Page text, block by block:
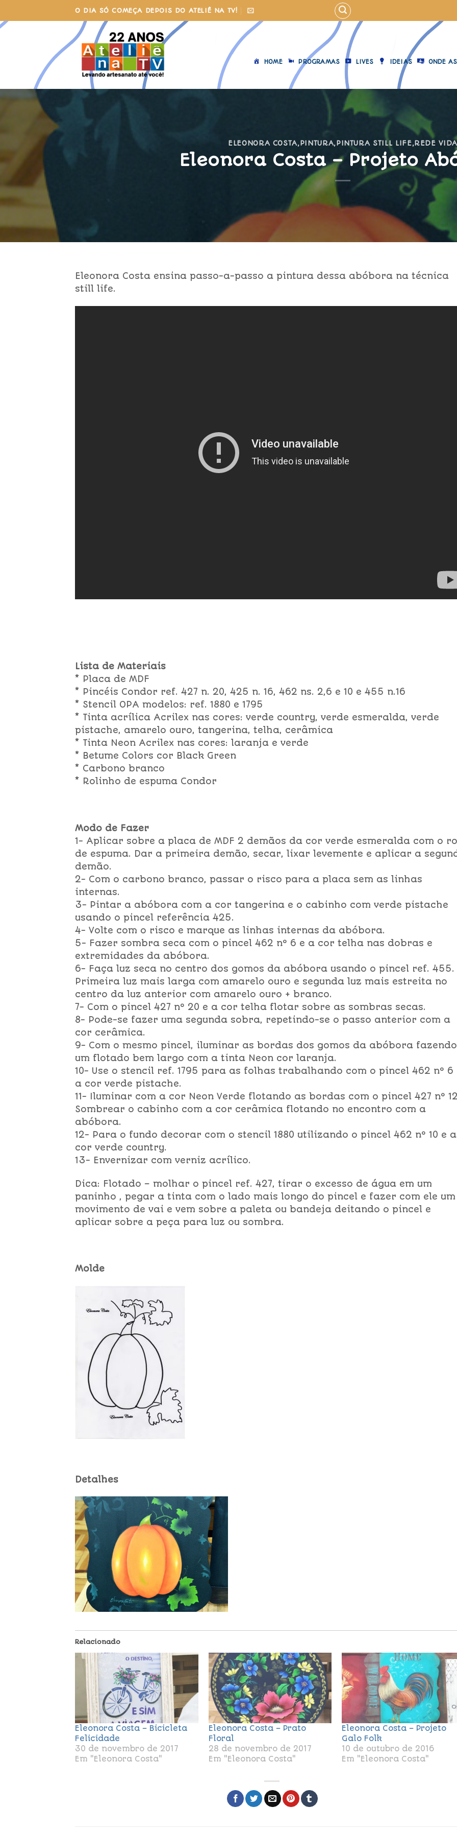
to
content
O DIA SÓ COMEÇA DEPOIS DO ATELIÊ NA TV!
HOME PROGRAMAS LIVES IDEIAS ONDE
ELEONORA COSTA,PINTURA,PINTURA STILL LIFE,REDE VIDA
Eleonora Costa – Projeto
Eleonora Costa ensina passo-a-passo a pintura dessa abóbora na técnica
still life.
Lista de Materiais
* Placa de MDF
* Pincéis Condor ref. 427 n. 20, 425 n. 16, 462 ns. 2,6 e 10 e 455 n.16
* Stencil OPA modelos: ref. 1880 e 1795
* Tinta acrílica Acrilex nas cores: verde country, verde esmeralda, verde
pistache, amarelo ouro, tangerina, telha, cerâmica
* Tinta Neon Acrilex nas cores: laranja e verde
* Betume Colors cor Black Green
* Carbono branco
* Rolinho de espuma Condor
Modo de Fazer
1- Aplicar sobre a placa de MDF 2 demãos da cor verde esmeralda com o
de espuma. Dar a primeira demão, secar, lixar levemente e aplicar a
demão.
2- Com o carbono branco, passar o risco para a placa sem as linhas
internas.
3- Pintar a abóbora com a cor tangerina e o cabinho com verde pistache
usando o pincel referência 425.
4- Volte com o risco e marque as linhas internas da abóbora.
5- Fazer sombra seca com o pincel 462 nº 6 e a cor telha nas dobras e
extremidades da abóbora.
6- Faça luz seca no centro dos gomos da abóbora usando o pincel ref. 455.
Primeira luz mais larga com amarelo ouro e segunda luz mais estreita no
centro da luz anterior com amarelo ouro + branco.
7- Com o pincel 427 nº 20 e a cor telha flotar sobre as sombras secas.
8- Pode-se fazer uma segunda sobra, repetindo-se o passo anterior com a
cor cerâmica.
9- Com o mesmo pincel, iluminar as bordas dos gomos da abóbora fazendo
um flotado bem largo com a tinta Neon cor laranja.
10- Use o stencil ref. 1795 para as folhas trabalhando com o pincel 462 nº 6
a cor verde pistache.
11- Iluminar com a cor Neon Verde flotando as bordas com o pincel 427 nº
Sombrear o cabinho com a cor cerâmica flotando no encontro com a
abóbora.
12- Para o fundo decorar com o stencil 1880 utilizando o pincel 462 nº 10 e a
cor verde country.
13- Envernizar com verniz acrílico.
Dica: Flotado – molhar o pincel ref. 427, tirar o excesso de água em um
paninho , pegar a tinta com o lado mais longo do pincel e fazer com ele um
movimento de vai e vem sobre a paleta ou bandeja deitando o pincel e
aplicar sobre a peça para luz ou sombra.
Molde
Detalhes
Relacionado
Eleonora Costa – Bicicleta
Felicidade
30 de novembro de 2017
Em "Eleonora Costa"
Eleonora Costa – Prato
Floral
28 de novembro de 2017
Em "Eleonora Costa"
Eleonora Costa – Projeto
Galo Folk
10 de outubro de 2016
Em "Eleonora Costa"